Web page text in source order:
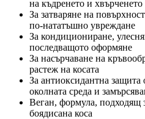
на къдренето и хвърченето
За затваряне на
по-нататъшно увреждане
За кондициониране,
последващото оформяне
За насърчаване на
растеж на косата
За антиоксидантна защита
околната среда и
Веган, формула, подходящ
боядисана коса